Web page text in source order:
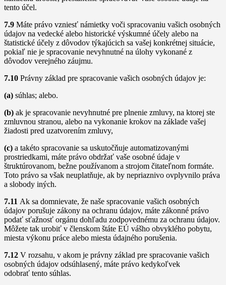
tento účel.
7.9 Máte právo vzniesť námietky voči spracovaniu vašich osobných
údajov na vedecké alebo historické výskumné účely alebo na
štatistické účely z dôvodov týkajúcich sa vašej konkrétnej situácie,
pokiaľ nie je spracovanie nevyhnutné na úlohy vykonané z
dôvodov verejného záujmu.
7.10 Právny základ pre spracovanie vašich osobných údajov je:
(a) súhlas; alebo.
(b) ak je spracovanie nevyhnutné pre plnenie zmluvy, na ktorej ste
zmluvnou stranou, alebo na vykonanie krokov na základe vašej
žiadosti pred uzatvorením zmluvy,
(c) a takéto spracovanie sa uskutočňuje automatizovanými
prostriedkami, máte právo obdržať vaše osobné údaje v
štruktúrovanom, bežne používanom a strojom čitateľnom formáte.
Toto právo sa však neuplatňuje, ak by nepriaznivo ovplyvnilo práva
a slobody iných.
7.11 Ak sa domnievate, že naše spracovanie vašich osobných
údajov porušuje zákony na ochranu údajov, máte zákonné právo
podať sťažnosť orgánu dohľadu zodpovednému za ochranu údajov.
Môžete tak urobiť v členskom štáte EÚ vášho obvyklého pobytu,
miesta výkonu práce alebo miesta údajného porušenia.
7.12 V rozsahu, v akom je právny základ pre spracovanie vašich
osobných údajov odsúhlasený, máte právo kedykoľvek
odobrať tento súhlas.